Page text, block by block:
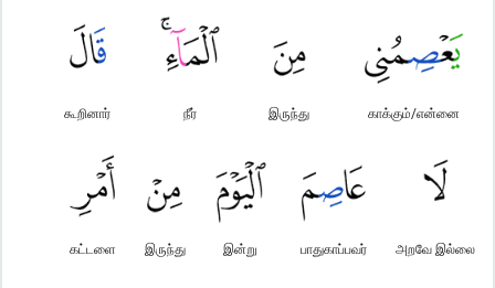
காக்கும்/என்னை
இருந்து
நீர்
கூறினார்
அறவே இல்லை
பாதுகாப்பவர்
இன்று
இருந்து
கட்டளை